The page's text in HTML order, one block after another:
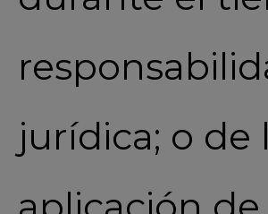
jurídica; o de